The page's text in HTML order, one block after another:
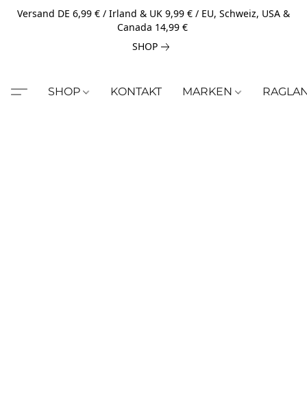
Versand DE 6,99 € / Irland & UK 9,99 € / EU, Schweiz, USA &
Canada 14,99 €
SHOP
SHOP KONTAKT MARKEN